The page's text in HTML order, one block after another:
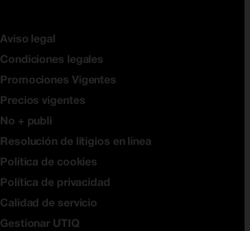
Aviso legal
Condiciones legales
Promociones Vigentes
Precios vigentes
No + publi
Resolución de litigios en línea
Política de cookies
Política de privacidad
Calidad de servicio
Gestionar UTIQ